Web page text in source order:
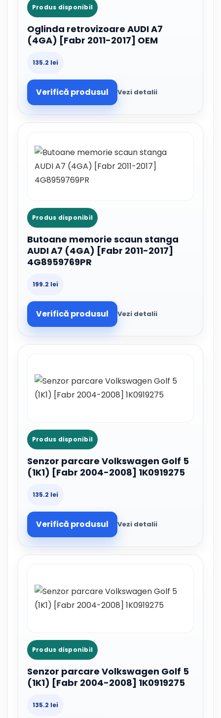
Produs disponibil
Oglinda retrovizoare AUDI A7
(4GA) [Fabr 2011-2017] OEM
135.2 lei
Verifică produsul Vezi detalii
Produs disponibil
Butoane memorie scaun stanga
AUDI A7 (4GA) [Fabr 2011-2017]
4G8959769PR
199.2 lei
Verifică produsul Vezi detalii
Produs disponibil
Senzor parcare Volkswagen Golf 5
(1K1) [Fabr 2004-2008] 1K0919275
135.2 lei
Verifică produsul Vezi detalii
Produs disponibil
Senzor parcare Volkswagen Golf 5
(1K1) [Fabr 2004-2008] 1K0919275
135.2 lei